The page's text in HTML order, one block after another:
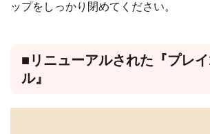
ップをしっかり閉めてください。
■リニューアルされた『プレ
ル』